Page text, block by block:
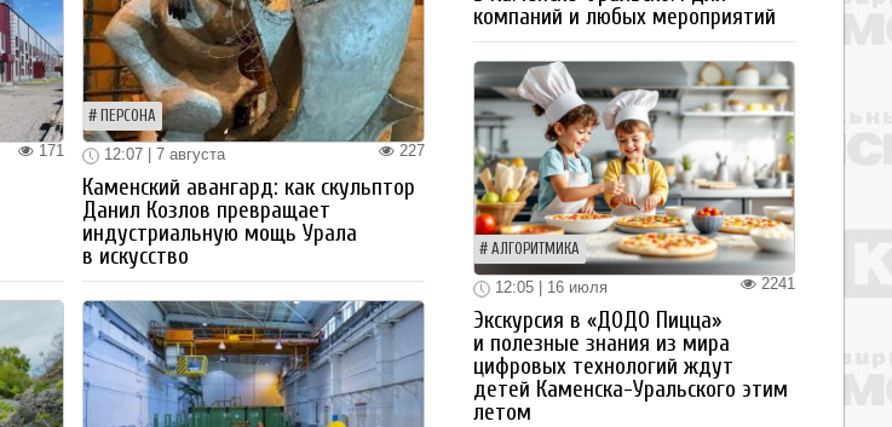
171
ПЕРСОНА
227
12:07 | 7 августа
Каменский авангард: как скульптор
Данил Козлов превращает
индустриальную мощь Урала
в искусство
компаний и любых мероприятий
АЛГОРИТМИКА
2241
12:05 | 16 июля
Экскурсия в «ДОДО Пицца»
и полезные знания из мира
цифровых технологий ждут
детей Каменска-Уральского этим
летом